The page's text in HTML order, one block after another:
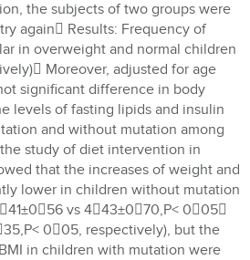
the subjects of two groups were
again Results: Frequency of
in overweight and normal children
Moreover, adjusted for age
significant difference in body
levels of fasting lipids and insulin
and without mutation among
study of diet intervention in
that the increases of weight and
lower in children without mutation
vs 443±070,P< 005；
005, respectively), but the
in children with mutation were